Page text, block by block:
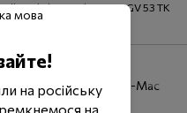
Allroad Plus 4, Oleo-Mac GV 53 TK
Allroad Plus 4
на російську
на